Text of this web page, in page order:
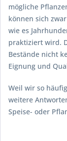
mögliche
können sich
wie es
praktiziert wird.
Bestände nicht
Eignung und
Weil wir so
weitere
Speise- oder